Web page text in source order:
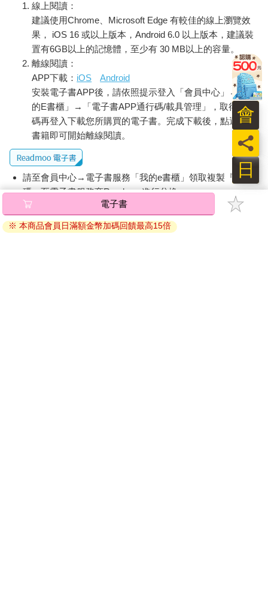
線上閱讀：
建議使用Chrome、Microsoft Edge 有較佳的線上瀏覽效
果， iOS 16 或以上版本，Android 6.0 以上版本，建議裝
置有6GB以上的記憶體，至少有 30 MB以上的容量。
離線閱讀：
APP下載： iOS
Android
安裝電子書APP後，請依照提示登入「會員中心」→「我
的E書櫃」→「電子書APP通行碼/載具管理」，取得通行
碼再登入下載您所購買的電子書。完成下載後，點選任一
書籍即可開始離線閱讀。
請至會員中心→電子書服務「我的e書櫃」領取複製『兌換
碼』至電子書服務商Readmoo進行兌換。
退換貨須知：
因版權保護，您在金石堂所購買的電子書僅能以金石堂專屬
電子書
※ 本商品會員日滿額金幣加碼回饋最高15倍
日
員
會